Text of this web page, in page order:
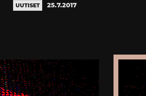
UUTISET 25.7.2017